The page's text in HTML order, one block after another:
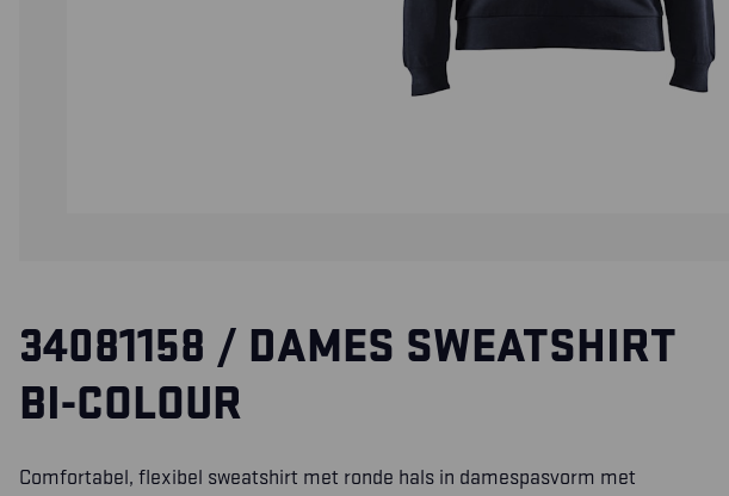
34081158 / DAMES SWEATSHIRT
BI-COLOUR
Comfortabel, flexibel sweatshirt met ronde hals in damespasvorm met